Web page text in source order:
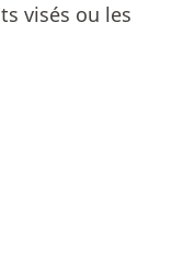
visés ou les